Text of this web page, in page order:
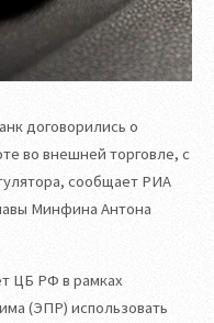
договорились о
во внешней торговле, с
сообщает РИА
Минфина Антона
ЦБ РФ в рамках
(ЭПР) использовать